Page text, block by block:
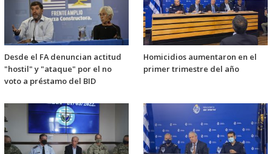
Desde el FA denuncian actitud
"hostil" y "ataque" por el no
voto a préstamo del BID
Homicidios aumentaron en el
primer trimestre del año